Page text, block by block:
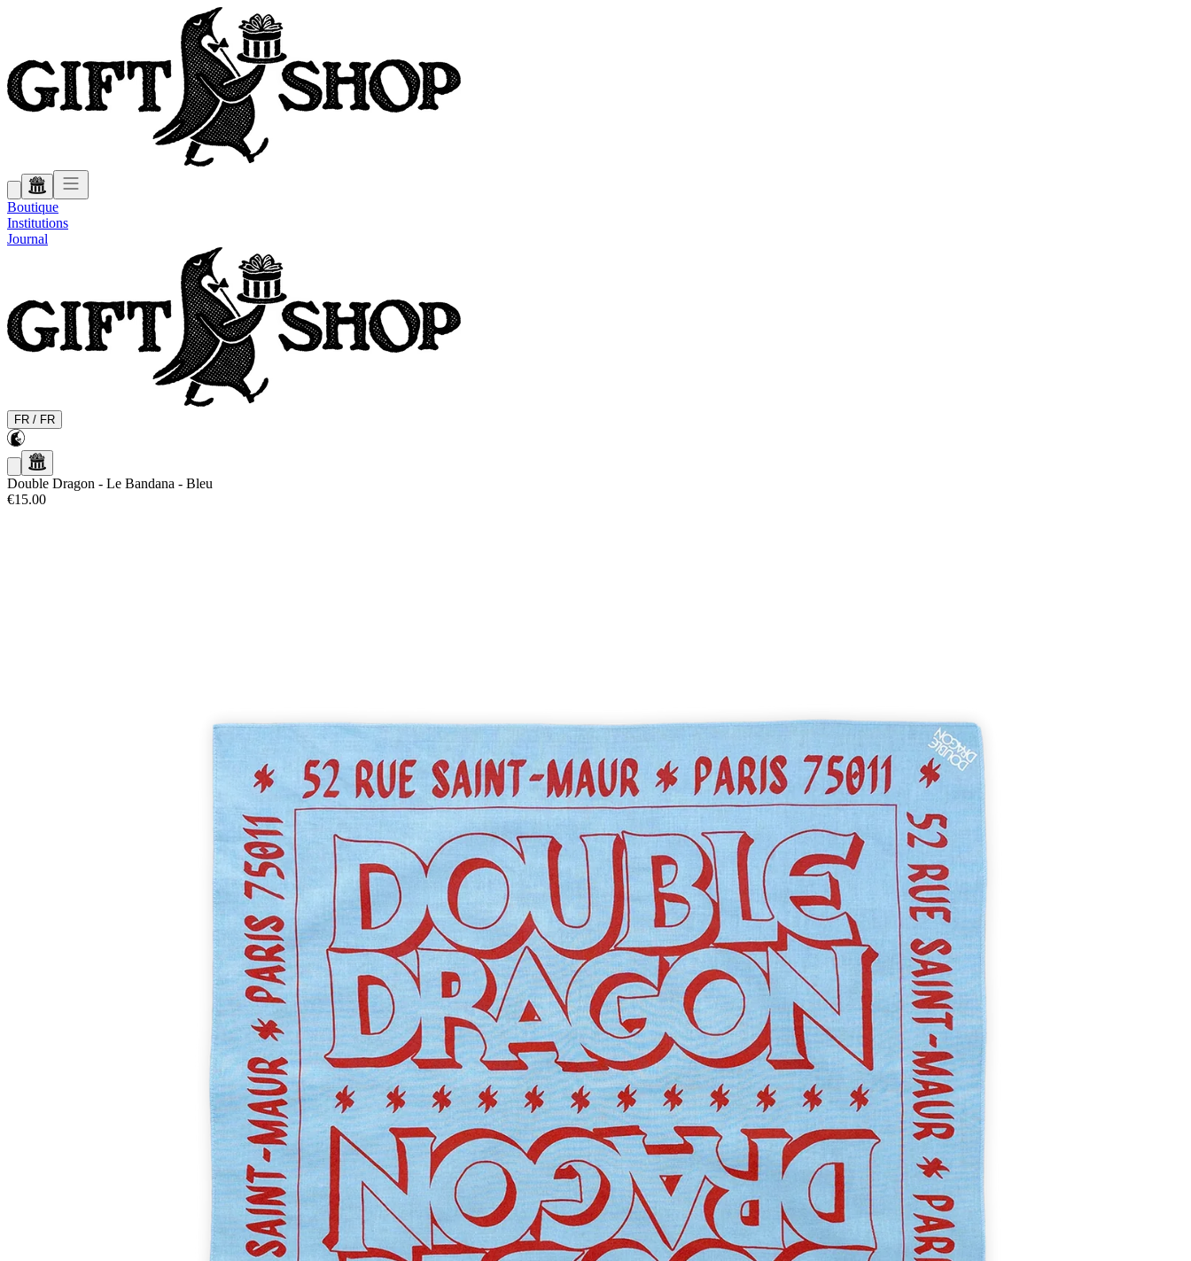
Boutique
Institutions
Journal
FR / FR
Double Dragon - Le Bandana - Bleu
€15.00